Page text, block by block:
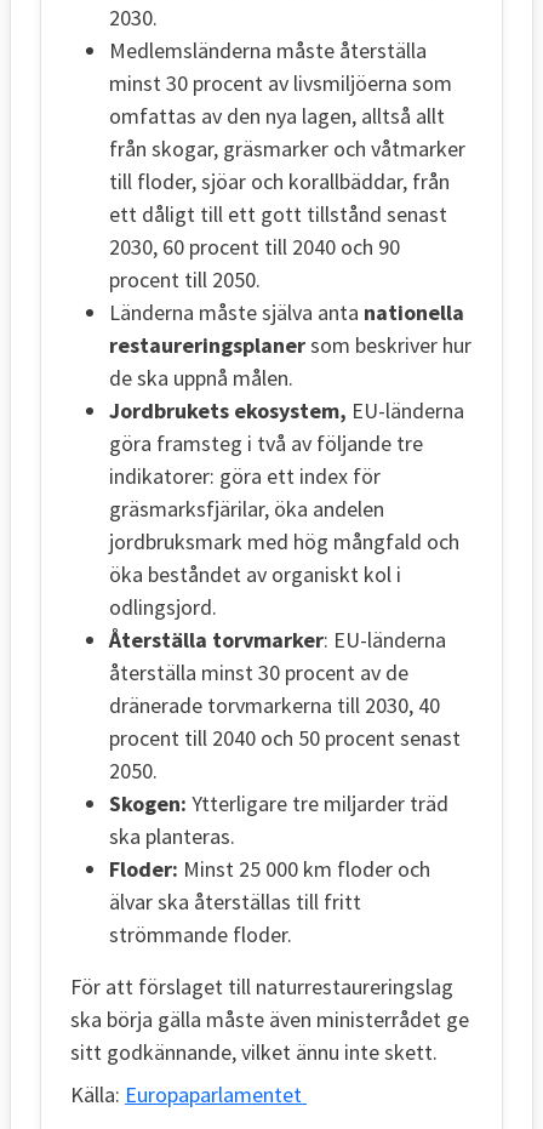
2030.
Medlemsländerna måste återställa
minst 30 procent av livsmiljöerna som
omfattas av den nya lagen, alltså allt
från skogar, gräsmarker och våtmarker
till floder, sjöar och korallbäddar, från
ett dåligt till ett gott tillstånd senast
2030, 60 procent till 2040 och 90
procent till 2050.
Länderna måste själva anta nationella
restaureringsplanersom beskriver hur
de ska uppnå målen.
Jordbrukets ekosystem, EU-länderna
göra framsteg i två av följande tre
indikatorer: göra ett index för
gräsmarksfjärilar, öka andelen
jordbruksmark med hög mångfald och
öka beståndet av organiskt kol i
odlingsjord.
Återställa torvmarker: EU-länderna
återställa minst 30 procent av de
dränerade torvmarkerna till 2030, 40
procent till 2040 och 50 procent senast
2050.
Skogen: Ytterligare tre miljarder träd
ska planteras.
Floder: Minst 25 000 km floder och
älvar ska återställas till fritt
strömmande floder.
För att förslaget till naturrestaureringslag
ska börja gälla måste även ministerrådet ge
sitt godkännande, vilket ännu inte skett.
Källa: Europaparlamentet